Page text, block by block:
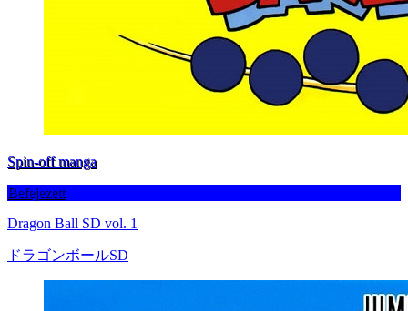
Spin-off manga
Befejezett
Dragon Ball SD vol. 1
ドラゴンボールSD